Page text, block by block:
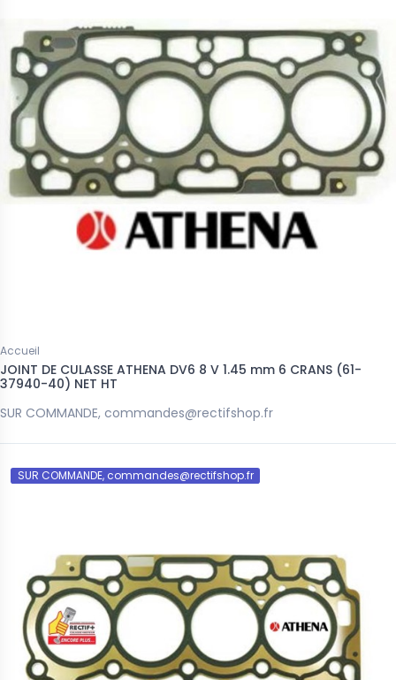
Accueil
JOINT DE CULASSE ATHENA DV6 8 V 1.45 mm 6 CRANS (61-
37940-40) NET HT
SUR COMMANDE, commandes@rectifshop.fr
SUR COMMANDE, commandes@rectifshop.fr